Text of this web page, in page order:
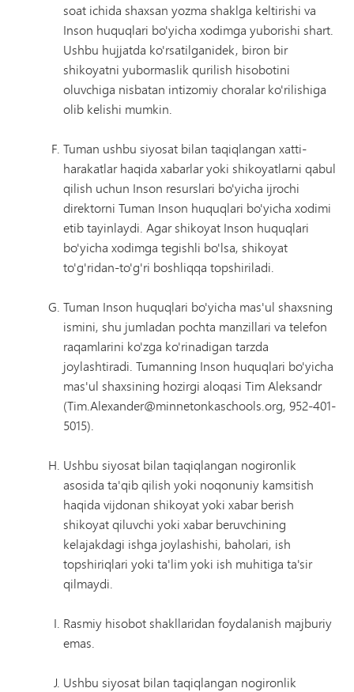
soat ichida shaxsan yozma shaklga keltirishi va
Inson huquqlari bo'yicha xodimga yuborishi shart.
Ushbu hujjatda ko'rsatilganidek, biron bir
shikoyatni yubormaslik qurilish hisobotini
oluvchiga nisbatan intizomiy choralar ko'rilishiga
olib kelishi mumkin.
Tuman ushbu siyosat bilan taqiqlangan xatti-
harakatlar haqida xabarlar yoki shikoyatlarni qabul
qilish uchun Inson resurslari bo'yicha ijrochi
direktorni Tuman Inson huquqlari bo'yicha xodimi
etib tayinlaydi. Agar shikoyat Inson huquqlari
bo'yicha xodimga tegishli bo'lsa, shikoyat
to'g'ridan-to'g'ri boshliqqa topshiriladi.
Tuman Inson huquqlari bo'yicha mas'ul shaxsning
ismini, shu jumladan pochta manzillari va telefon
raqamlarini ko'zga ko'rinadigan tarzda
joylashtiradi. Tumanning Inson huquqlari bo'yicha
mas'ul shaxsining hozirgi aloqasi Tim Aleksandr
(Tim.Alexander@minnetonkaschools.org, 952-401-
5015).
Ushbu siyosat bilan taqiqlangan nogironlik
asosida ta'qib qilish yoki noqonuniy kamsitish
haqida vijdonan shikoyat yoki xabar berish
shikoyat qiluvchi yoki xabar beruvchining
kelajakdagi ishga joylashishi, baholari, ish
topshiriqlari yoki ta'lim yoki ish muhitiga ta'sir
qilmaydi.
Rasmiy hisobot shakllaridan foydalanish majburiy
emas.
Ushbu siyosat bilan taqiqlangan nogironlik